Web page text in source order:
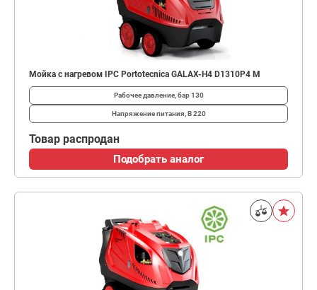
Мойка с нагревом IPC Portotecnica GALAX-H4 D1310P4 M
Рабочее давление, бар130
Напряжение питания, В220
Товар распродан
Подобрать аналог